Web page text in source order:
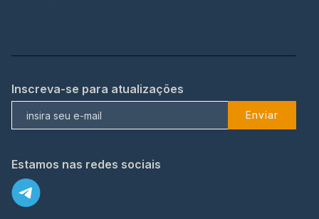
Inscreva-se para atualizações
Enviar
Estamos nas redes sociais